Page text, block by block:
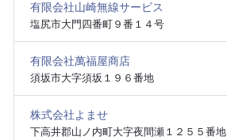
有限会社山崎無線サービス
塩尻市大門四番町９番１４号
有限会社萬福屋商店
須坂市大字須坂１９６番地
株式会社よませ
下高井郡山ノ内町大字夜間瀬１２５５番地